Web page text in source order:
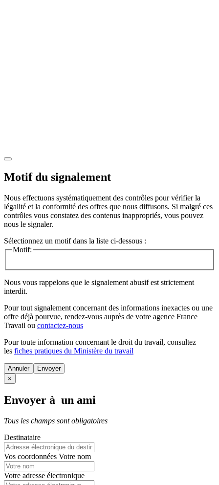
Motif du signalement
Nous effectuons systématiquement des contrôles pour vérifier la
légalité et la conformité des offres que nous diffusons. Si malgré ces
contrôles vous constatez des contenus inappropriés, vous pouvez
nous le signaler.
Sélectionnez un motif dans la liste ci-dessous :
Motif:
Nous vous rappelons que le signalement abusif est strictement
interdit.
Pour tout signalement concernant des informations inexactes ou une
offre déjà pourvue, rendez-vous auprès de votre agence France
Travail ou contactez-nous
Pour toute information concernant le droit du travail, consultez
les fiches pratiques du Ministère du travail
Annuler
×
Envoyer à un ami
Tous les champs sont obligatoires
Destinataire
Vos coordonnées Votre nom
Votre adresse électronique